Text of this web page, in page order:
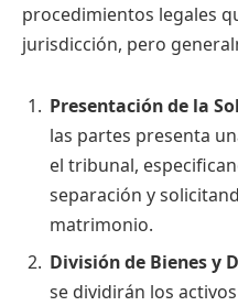
procedimientos legales
jurisdicción, pero
Presentación de la
las partes presenta
el tribunal,
separación y
matrimonio.
División de Bienes y
se dividirán los